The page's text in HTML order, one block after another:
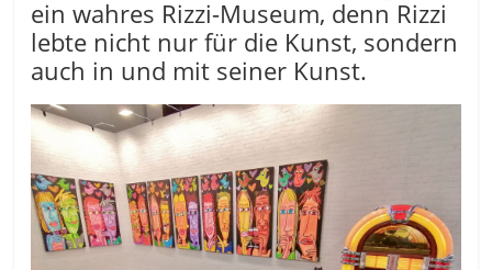
ein wahres Rizzi-Museum, denn Rizzi
lebte nicht nur für die Kunst, sondern
auch in und mit seiner Kunst.